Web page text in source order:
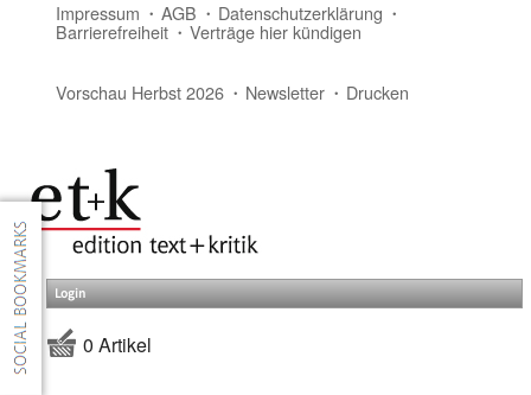
Impressum AGB Datenschutzerklärung
Barrierefreiheit Verträge hier kündigen
Vorschau Herbst 2026 Newsletter Drucken
Login
0 Artikel